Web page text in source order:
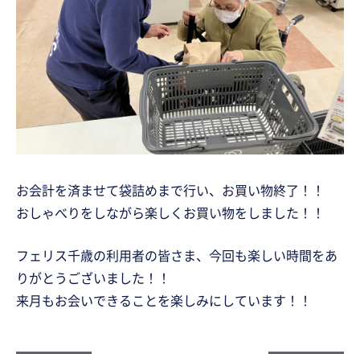
お会計を済ませて袋詰めまで行い、お買い物終了！！
おしゃべりをしながら楽しくお買い物をしました！！
フェリス千歳の利用者の皆さま、今回も楽しい時間をあ
りがとうございました！！
来月もお会いできることを楽しみにしています！！